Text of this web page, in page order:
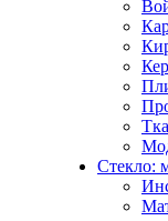
Стекло: